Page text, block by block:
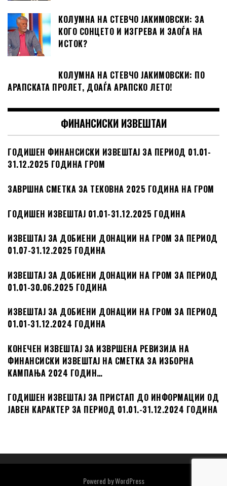
КОЛУМНА НА СТЕВЧО ЈАКИМОВСКИ: ЗА
КОГО СОНЦЕТО И ИЗГРЕВА И ЗАОЃА НА
ИСТОК?
КОЛУМНА НА СТЕВЧО ЈАКИМОВСКИ: ПО
АРАПСКАТА ПРОЛЕТ, ДОАЃА АРАПСКО ЛЕТО!
ФИНАНСИСКИ ИЗВЕШТАИ
ГОДИШЕН ФИНАНСИСКИ ИЗВЕШТАЈ ЗА ПЕРИОД 01.01-
31.12.2025 ГОДИНА ГРОМ
ЗАВРШНА СМЕТКА ЗА ТЕКОВНА 2025 ГОДИНА НА ГРОМ
ГОДИШЕН ИЗВЕШТАЈ 01.01-31.12.2025 ГОДИНА
ИЗВЕШТАЈ ЗА ДОБИЕНИ ДОНАЦИИ НА ГРОМ ЗА ПЕРИОД
01.07-31.12.2025 ГОДИНА
ИЗВЕШТАЈ ЗА ДОБИЕНИ ДОНАЦИИ НА ГРОМ ЗА ПЕРИОД
01.01-30.06.2025 ГОДИНА
ИЗВЕШТАЈ ЗА ДОБИЕНИ ДОНАЦИИ НА ГРОМ ЗА ПЕРИОД
01.01-31.12.2024 ГОДИНА
КОНЕЧЕН ИЗВЕШТАЈ ЗА ИЗВРШЕНА РЕВИЗИЈА НА
ФИНАНСИСКИ ИЗВЕШТАЈ НА СМЕТКА ЗА ИЗБОРНА
КАМПАЊА 2024 ГОДИН…
ГОДИШЕН ИЗВЕШТАЈ ЗА ПРИСТАП ДО ИНФОРМАЦИИ ОД
ЈАВЕН КАРАКТЕР ЗА ПЕРИОД 01.01.-31.12.2024 ГОДИНА
Powered byWordPress